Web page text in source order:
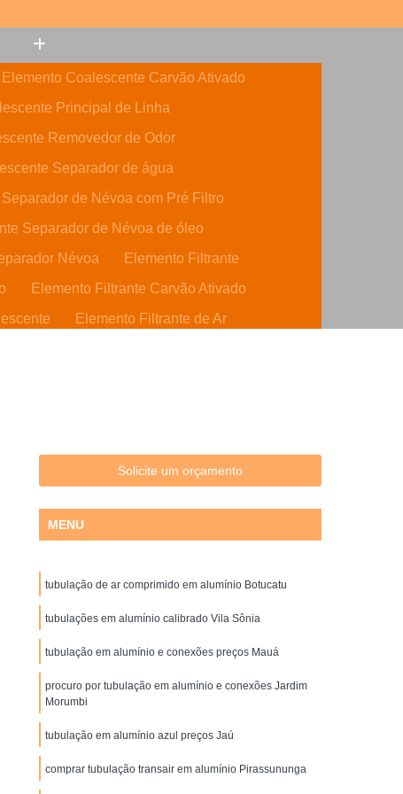
Elemento Coalescente Carvão Ativado
Principal de Linha
Removedor de Odor
Separador de água
de Névoa com Pré Filtro
Separador de Névoa de óleo
Névoa
Elemento Filtrante
Elemento Filtrante Carvão Ativado
Elemento Filtrante de Ar
Ativado
Hidráulico de Sucção
Filtro Hidráulico Parker
Filtros Hidráulicos Industriais
Filtro Coalescente de Ar Comprimido
Filtro Coalescente para Ar Comprimido
de Ar Coalescente
Gerador de Nitrogênio
Gerador de Nitrogênio de Indústrias
Gerador de Nitrogênio para Indústrias
Gerador de Nitrogênio Parker
Esquema de Rede de Ar Comprimido
Solicite um orçamento
MENU
tubulação de ar comprimido em alumínio Botucatu
tubulações em alumínio calibrado Vila Sônia
tubulação em alumínio e conexões preços Mauá
procuro por tubulação em alumínio e conexões Jardim
Morumbi
tubulação em alumínio azul preços Jaú
comprar tubulação transair em alumínio Pirassununga